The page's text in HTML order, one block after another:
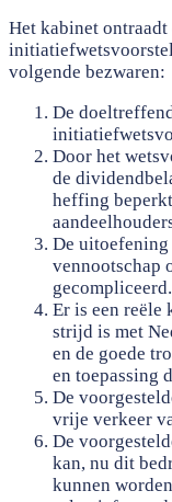
Het kabinet ontraadt
volgende bezwaren:
De
Door het
de
heffing
De uitoefening
vennootschap
gecompliceerd.
Er is een reële
strijd is met
en de goede
en toepassing
De
vrije verkeer
De
kan, nu dit
kunnen